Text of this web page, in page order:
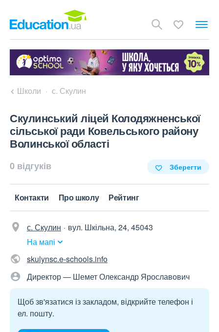
Школи с. Скулин
Скулинський ліцей Колодяжненської
сільської ради Ковельського району
Волинської області
0 відгуків Зберегти
Контакти Про школу Рейтинг
с. Скулин
вул. Шкільна, 24, 45043
На мапі
skulynsc.e-schools.info
Директор — Шемет Олександр Ярославович
Щоб зв'язатися із закладом, відкрийте телефон і
ел. пошту.